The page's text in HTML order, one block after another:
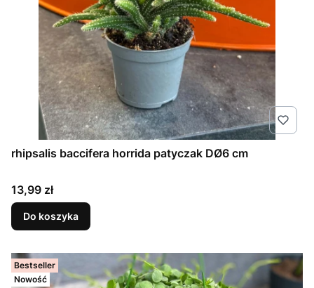
rhipsalis baccifera horrida patyczak DØ6 cm
Cena
13,99 zł
Do koszyka
Bestseller
Nowość